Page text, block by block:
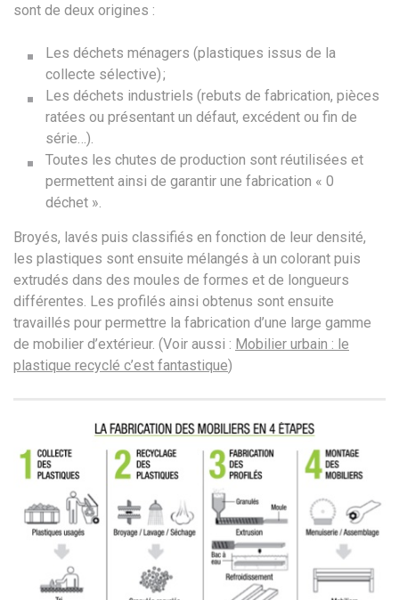
sont de deux origines :
Les déchets ménagers (plastiques issus de la
collecte sélective) ;
Les déchets industriels (rebuts de fabrication, pièces
ratées ou présentant un défaut, excédent ou fin de
série…).
Toutes les chutes de production sont réutilisées et
permettent ainsi de garantir une fabrication « 0
déchet ».
Broyés, lavés puis classifiés en fonction de leur densité,
les plastiques sont ensuite mélangés à un colorant puis
extrudés dans des moules de formes et de longueurs
différentes. Les profilés ainsi obtenus sont ensuite
travaillés pour permettre la fabrication d’une large gamme
de mobilier d’extérieur. (Voir aussi : Mobilier urbain : le
plastique recyclé c’est fantastique)